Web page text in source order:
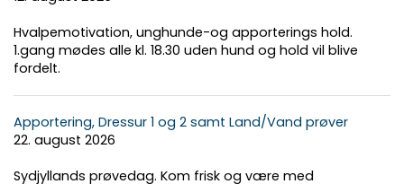
Hvalpemotivation, unghunde-og apporterings hold.
1.gang mødes alle kl. 18.30 uden hund og hold vil blive
fordelt.
Apportering, Dressur 1 og 2 samt Land/Vand prøver
22. august 2026
Sydjyllands prøvedag. Kom frisk og være med